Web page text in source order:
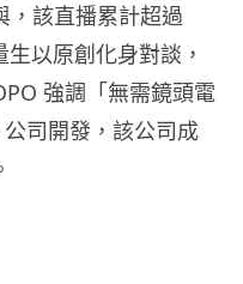
，該直播累計超過
以原創化身對談，
強調「無需鏡頭電
司開發，該公司成